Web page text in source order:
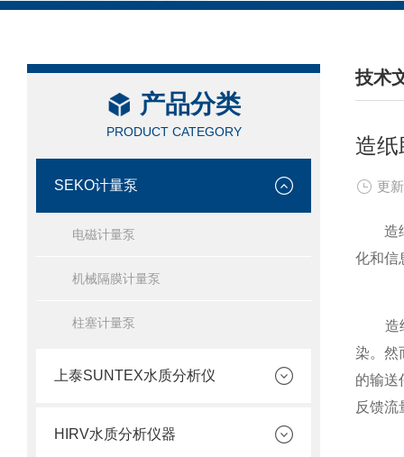
产品分类
PRODUCT CATEGORY
SEKO计量泵
电磁计量泵
机械隔膜计量泵
柱塞计量泵
上泰SUNTEX水质分析仪
HIRV水质分析仪器
技术
/
造纸
更
造纸
化和信
造纸
染。然
的输送
反馈流